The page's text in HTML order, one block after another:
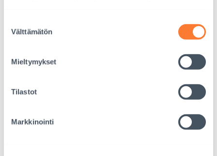
valinta
Välttämätön
Mieltymykset
Tilastot
Markkinointi